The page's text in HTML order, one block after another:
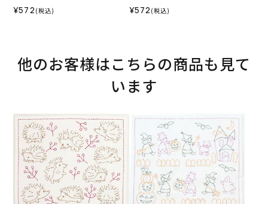
¥572 (税込) ¥572 (税込)
他のお客様はこちらの商品も見て
います